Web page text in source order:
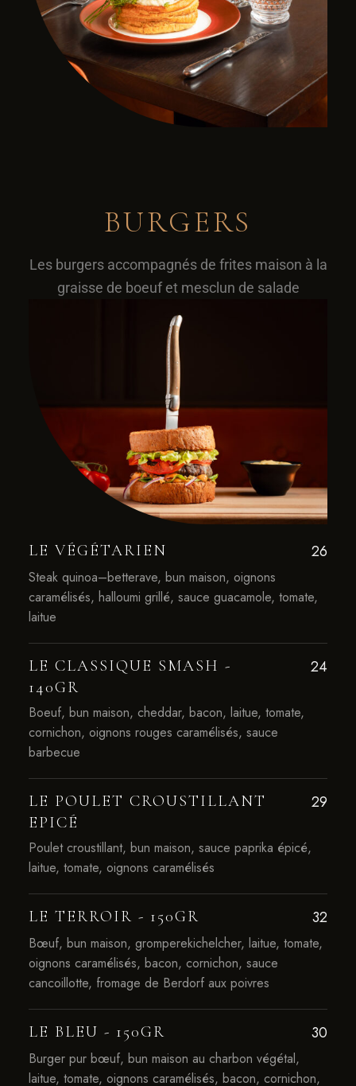
BURGERS
Les burgers accompagnés de frites maison à la
graisse de boeuf et mesclun de salade
LE VÉGÉTARIEN 26
Steak quinoa–betterave, bun maison, oignons
caramélisés, halloumi grillé, sauce guacamole, tomate,
laitue
LE CLASSIQUE SMASH -
140GR
24
Boeuf, bun maison, cheddar, bacon, laitue, tomate,
cornichon, oignons rouges caramélisés, sauce
barbecue
LE POULET CROUSTILLANT
EPICÉ
29
Poulet croustillant, bun maison, sauce paprika épicé,
laitue, tomate, oignons caramélisés
LE TERROIR - 150GR 32
Bœuf, bun maison, gromperekichelcher, laitue, tomate,
oignons caramélisés, bacon, cornichon, sauce
cancoillotte, fromage de Berdorf aux poivres
LE BLEU - 150GR 30
Burger pur bœuf, bun maison au charbon végétal,
laitue, tomate, oignons caramélisés, bacon, cornichon,